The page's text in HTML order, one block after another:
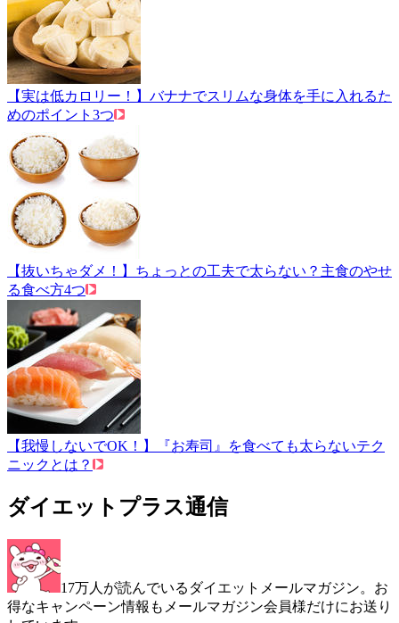
【実は低カロリー！】バナナでスリムな身体を手に入れるた
めのポイント3つ
【抜いちゃダメ！】ちょっとの工夫で太らない？主食のやせ
る食べ方4つ
【我慢しないでOK！】『お寿司』を食べても太らないテク
ニックとは？
ダイエットプラス通信
17万人が読んでいるダイエットメールマガジン。お
得なキャンペーン情報もメールマガジン会員様だけにお送り